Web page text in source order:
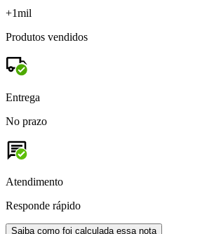
+1mil
Produtos vendidos
Entrega
No prazo
Atendimento
Responde rápido
Saiba como foi calculada essa nota